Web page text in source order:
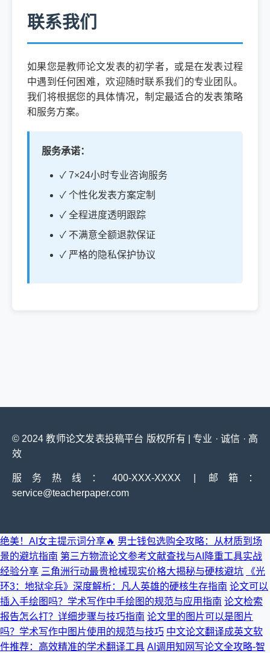
联系我们
如果您是教师论文发表的初学者，或是在发表过程
中遇到任何困难，欢迎随时联系我们的专业团队。
我们将根据您的具体情况，制定最适合的发表策略
和服务方案。
服务承诺：
✓ 7×24小时专业咨询服务
✓ 个性化发表方案定制
✓ 全程进度透明跟踪
✓ 不满意全额退款保证
✓ 严格的隐私保护协议
© 2024 教师论文发表投稿平台 版权所有 | 专业 · 诚信 · 高
效
服务热线：400-XXX-XXXX | 邮箱：
service@teacherpaper.com
绝美！AI女主提示词分享🔥 男士钱包选购全攻略：从材质到场
景的避坑指南 第三方物流论文参考文献查找与AI降重工具实战
经验分享 三角洲行动最贵枪械现实价格大揭秘与硬核避坑
《光
环3：地狱伞兵》深度解析：凡人英雄的硬核生存指南 论文可以
插入手绘图吗？学术写作中手绘图的规范与应用指南 论文检索
报告怎么打？详细步骤与技巧指南 论文里的图片可以是图片
吗？学术写作中图片使用的规范与技巧 中文论文翻译成英文软
件推荐：高效精准的学术翻译工具 AI调用知网写论文全攻略-智